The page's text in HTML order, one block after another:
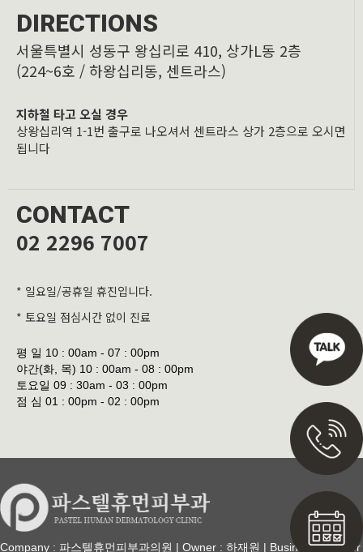
DIRECTIONS
서울특별시 성동구 왕십리로 410, 상가L동 2층
(224~6호 / 하왕십리동, 센트라스)
지하철 타고 오실 경우
상왕십리역 1-1번 출구로 나오셔서 센트라스 상가 2층으로 오시면
됩니다
CONTACT
02 2296 7007
* 일요일/공휴일 휴진입니다.
* 토요일 점심시간 없이 진료
평 일 10 : 00am - 07 : 00pm
야간(화, 목) 10 : 00am - 08 : 00pm
토요일 09 : 30am - 03 : 00pm
점 심 01 : 00pm - 02 : 00pm
Company : 파스텔휴먼피부과의원 | Owner : 하재원 | Business Number